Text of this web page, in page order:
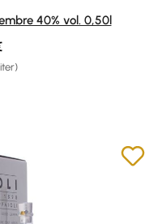
von 5 Sternen
40% vol. 0,50l
Preis: